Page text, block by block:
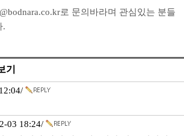
로 문의바라며 관심있는 분들
.
기
03 18:24/